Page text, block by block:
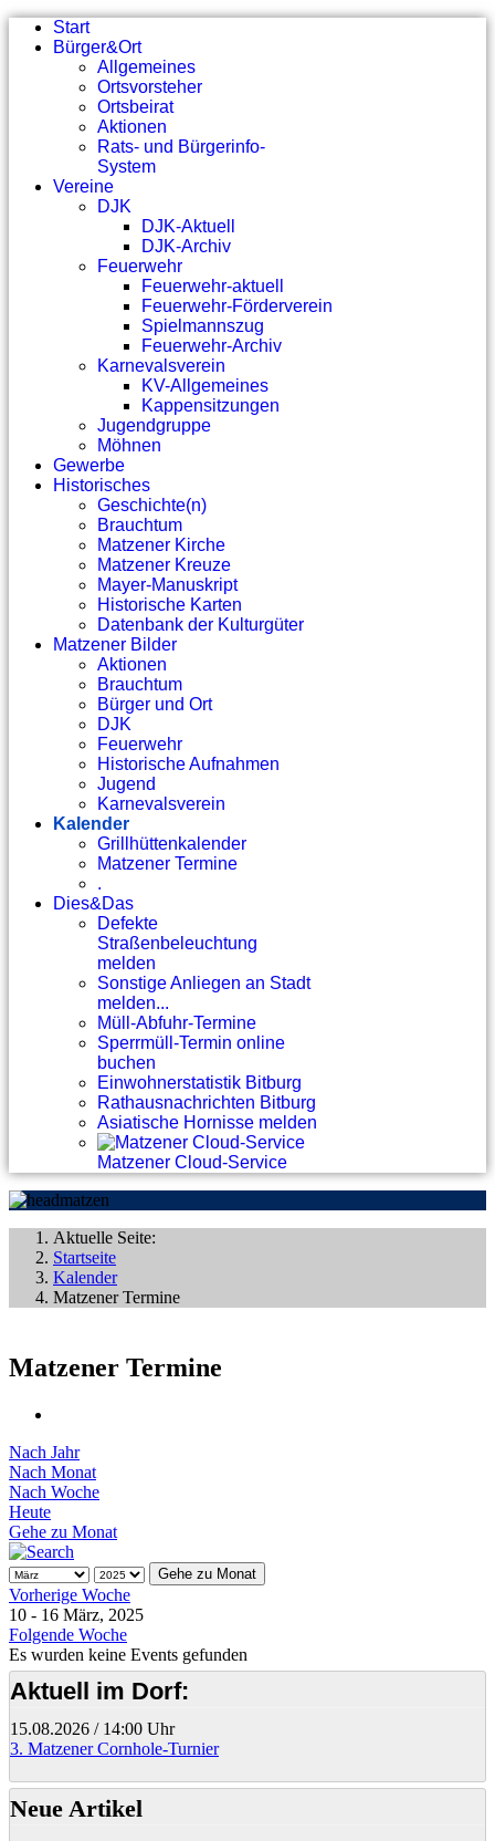
Start
Bürger&Ort
Allgemeines
Ortsvorsteher
Ortsbeirat
Aktionen
Rats- und Bürgerinfo-
System
Vereine
DJK
DJK-Aktuell
DJK-Archiv
Feuerwehr
Feuerwehr-aktuell
Feuerwehr-Förderverein
Spielmannszug
Feuerwehr-Archiv
Karnevalsverein
KV-Allgemeines
Kappensitzungen
Jugendgruppe
Möhnen
Gewerbe
Historisches
Geschichte(n)
Brauchtum
Matzener Kirche
Matzener Kreuze
Mayer-Manuskript
Historische Karten
Datenbank der Kulturgüter
Matzener Bilder
Aktionen
Brauchtum
Bürger und Ort
DJK
Feuerwehr
Historische Aufnahmen
Jugend
Karnevalsverein
Kalender
Grillhüttenkalender
Matzener Termine
.
Dies&Das
Defekte
Straßenbeleuchtung
melden
Sonstige Anliegen an Stadt
melden...
Müll-Abfuhr-Termine
Sperrmüll-Termin online
buchen
Einwohnerstatistik Bitburg
Rathausnachrichten Bitburg
Asiatische Hornisse melden
Matzener Cloud-Service
Aktuelle Seite:
Startseite
Kalender
Matzener Termine
Matzener Termine
Nach Jahr
Nach Monat
Nach Woche
Heute
Gehe zu Monat
Gehe zu Monat
Vorherige Woche
10 - 16 März, 2025
Folgende Woche
Es wurden keine Events gefunden
Aktuell im Dorf:
15.08.2026 / 14:00 Uhr
3. Matzener Cornhole-Turnier
Neue Artikel